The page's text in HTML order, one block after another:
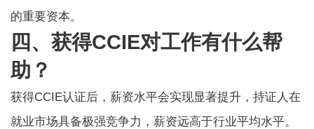
的重要资本。
四、获得CCIE对工作有什么帮
助？
获得CCIE认证后，薪资水平会实现显著提升，持证人在
就业市场具备极强竞争力，薪资远高于行业平均水平。